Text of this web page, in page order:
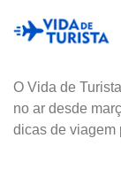
O Vida de
no ar desde
dicas de viagem